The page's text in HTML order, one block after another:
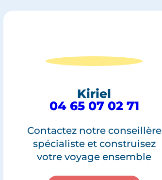
Kiriel
04 65 07 02 71
Contactez notre conseillère
spécialiste et construisez
votre voyage ensemble